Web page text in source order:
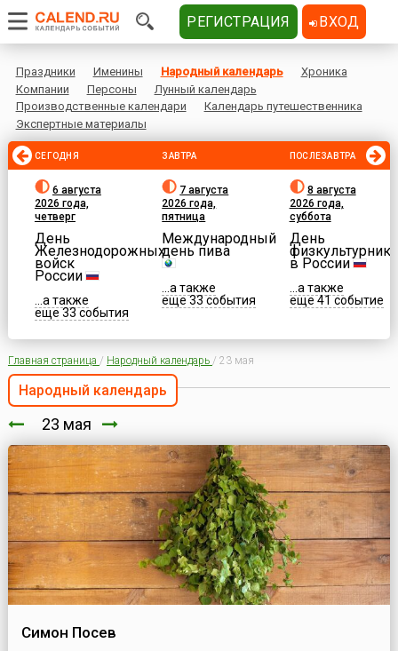
Праздники Именины Народный календарь
Хроника
Компании
Персоны
Лунный календарь
Производственные календари
Календарь путешественника
Экспертные материалы
СЕГОДНЯ
6 августа
2026 года,
четверг
День
Железнодорожных
войск
России
...а также
еще 33 события
ЗАВТРА
7 августа
2026 года,
пятница
Международный
день пива
...а также
еще 33 события
ПОСЛЕЗАВТРА
8 августа
2026 года,
суббота
День
физкультурника
в России
...а также
еще 41 событие
Главная страница / Народный календарь / 23 мая
Народный календарь
23 мая
Симон Посев
РЕГИСТРАЦИЯ ВХОД